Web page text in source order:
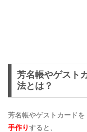
芳名帳やゲスト
法とは？
芳名帳やゲストカードを
手作りすると、